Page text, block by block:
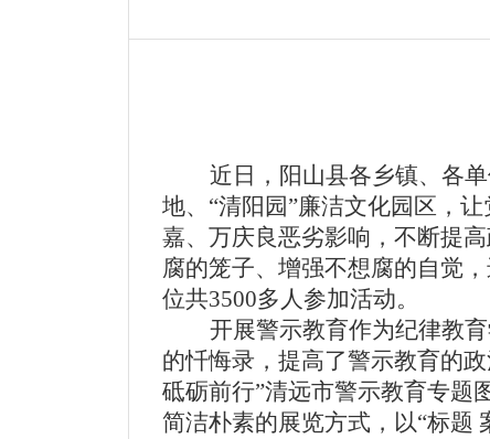
近日，阳山县各乡镇、各
地、“清阳园”廉洁文化园区 ，让
嘉、万庆良恶劣影响，不断提
腐的笼子、增强不想腐的自觉
位共3500多人参加活动。
开展警示教育作为纪律教
的忏悔录，提高了警示教育的
砥砺前行”清远市警示教育专题
简洁朴素的展览方式，以“标题